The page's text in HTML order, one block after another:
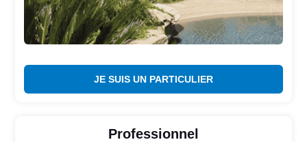
JE SUIS UN PARTICULIER
Professionnel